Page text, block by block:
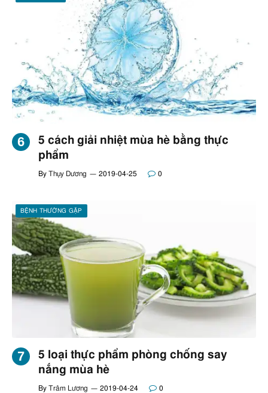
5 cách giải nhiệt mùa hè bằng thực
phẩm
By Thụy Dương 2019-04-25 0
BỆNH THƯỜNG GẶP
5 loại thực phẩm phòng chống say
nắng mùa hè
By Trâm Lương 2019-04-24 0